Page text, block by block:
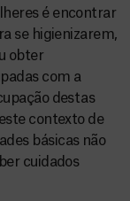
é encontrar
se higienizarem,
obter
com a
destas
contexto de
básicas não
cuidados